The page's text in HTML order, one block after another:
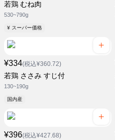
若鶏 むね肉
530~790g
¥ スーパー価格
¥334(税込¥360.72)
若鶏 ささみ すじ付
130~190g
国内産
¥396(税込¥427.68)